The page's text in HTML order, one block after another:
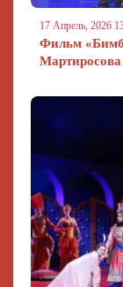
17 Апрель, 2026
Фильм